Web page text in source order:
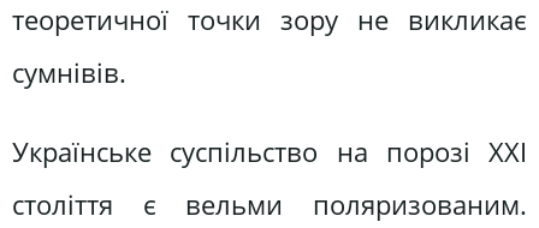
теоретичної точки зору не викликає
сумнівів.
Українське суспільство на порозі ХХІ
століття є вельми поляризованим.